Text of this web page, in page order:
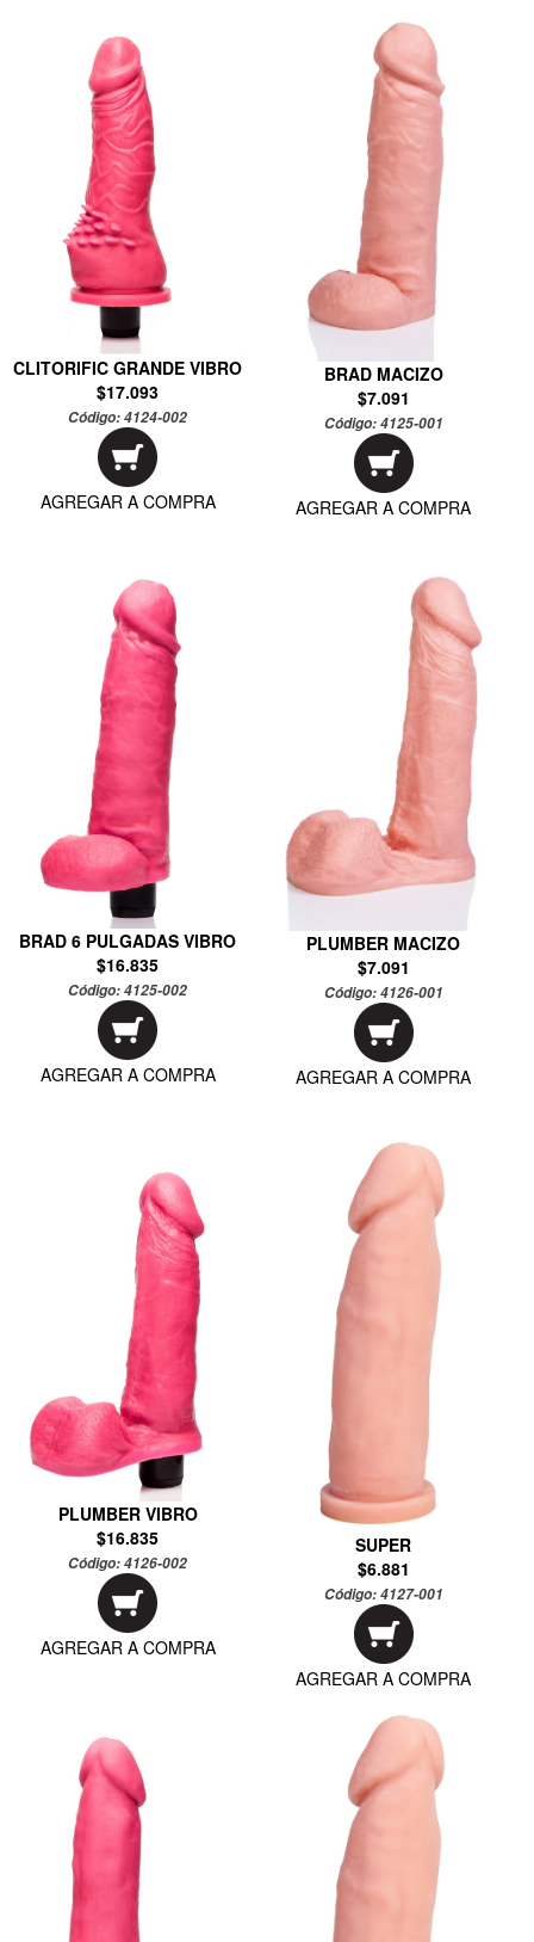
CLITORIFIC GRANDE VIBRO
$17.093
Código:4124-002
AGREGAR A COMPRA
BRAD MACIZO
$7.091
Código:4125-001
AGREGAR A COMPRA
BRAD 6 PULGADAS VIBRO
$16.835
Código:4125-002
AGREGAR A COMPRA
PLUMBER MACIZO
$7.091
Código:4126-001
AGREGAR A COMPRA
PLUMBER VIBRO
$16.835
Código:4126-002
AGREGAR A COMPRA
SUPER
$6.881
Código:4127-001
AGREGAR A COMPRA